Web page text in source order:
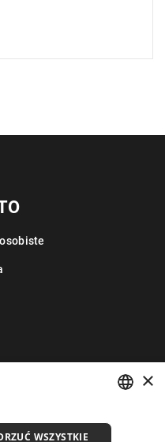
POLISH
×
WSZYSTKIE